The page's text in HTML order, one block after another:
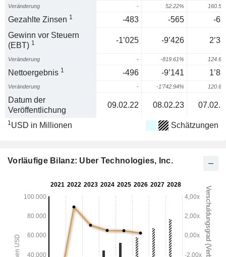
Veränderung - 52.22%
Gezahlte Zinsen 1 -483 -565
-
Gewinn vor Steuern
(EBT) 1 -1’025 -9’426
Veränderung - -819.61%
Nettoergebnis 1 -496 -9’141
Veränderung - -1’742.94%
Datum der
Veröffentlichung
09.02.22 08.02.23
1USD in Millionen Schätzungen
Vorläufige Bilanz: Uber Technologies, Inc.